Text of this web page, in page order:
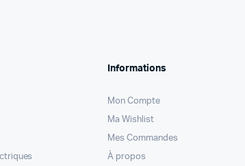
Informations
Mon Compte
Ma Wishlist
Mes Commandes
À propos